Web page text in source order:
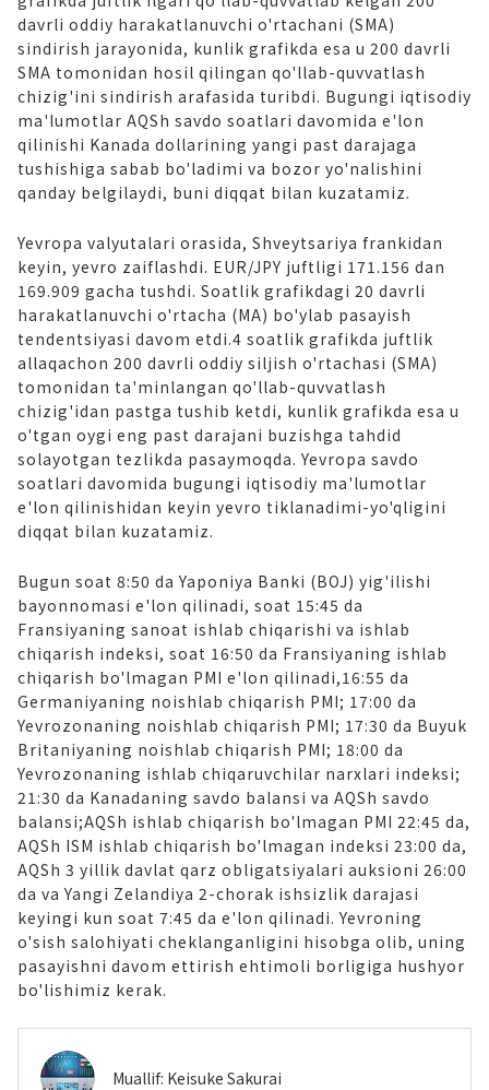
davrli oddiy harakatlanuvchi o'rtachani (SMA)
sindirish jarayonida, kunlik grafikda esa u 200 davrli
SMA tomonidan hosil qilingan qo'llab-quvvatlash
chizig'ini sindirish arafasida turibdi. Bugungi iqtisodiy
ma'lumotlar AQSh savdo soatlari davomida e'lon
qilinishi Kanada dollarining yangi past darajaga
tushishiga sabab bo'ladimi va bozor yo'nalishini
qanday belgilaydi, buni diqqat bilan kuzatamiz.
Yevropa valyutalari orasida, Shveytsariya frankidan
keyin, yevro zaiflashdi. EUR/JPY juftligi 171.156 dan
169.909 gacha tushdi. Soatlik grafikdagi 20 davrli
harakatlanuvchi o'rtacha (MA) bo'ylab pasayish
tendentsiyasi davom etdi.4 soatlik grafikda juftlik
allaqachon 200 davrli oddiy siljish o'rtachasi (SMA)
tomonidan ta'minlangan qo'llab-quvvatlash
chizig'idan pastga tushib ketdi, kunlik grafikda esa u
o'tgan oygi eng past darajani buzishga tahdid
solayotgan tezlikda pasaymoqda. Yevropa savdo
soatlari davomida bugungi iqtisodiy ma'lumotlar
e'lon qilinishidan keyin yevro tiklanadimi-yo'qligini
diqqat bilan kuzatamiz.
Bugun soat 8:50 da Yaponiya Banki (BOJ) yig'ilishi
bayonnomasi e'lon qilinadi, soat 15:45 da
Fransiyaning sanoat ishlab chiqarishi va ishlab
chiqarish indeksi, soat 16:50 da Fransiyaning ishlab
chiqarish bo'lmagan PMI e'lon qilinadi,16:55 da
Germaniyaning noishlab chiqarish PMI; 17:00 da
Yevrozonaning noishlab chiqarish PMI; 17:30 da Buyuk
Britaniyaning noishlab chiqarish PMI; 18:00 da
Yevrozonaning ishlab chiqaruvchilar narxlari indeksi;
21:30 da Kanadaning savdo balansi va AQSh savdo
balansi;AQSh ishlab chiqarish bo'lmagan PMI 22:45 da,
AQSh ISM ishlab chiqarish bo'lmagan indeksi 23:00 da,
AQSh 3 yillik davlat qarz obligatsiyalari auksioni 26:00
da va Yangi Zelandiya 2-chorak ishsizlik darajasi
keyingi kun soat 7:45 da e'lon qilinadi. Yevroning
o'sish salohiyati cheklanganligini hisobga olib, uning
pasayishni davom ettirish ehtimoli borligiga hushyor
bo'lishimiz kerak.
Muallif: Keisuke Sakurai